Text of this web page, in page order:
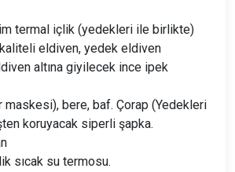
termal içlik (yedekleri ile birlikte)
eldiven, yedek eldiven
altına giyilecek ince ipek
maskesi), bere, baf. Çorap (Yedekleri
koruyacak siperli şapka.
sıcak su termosu.